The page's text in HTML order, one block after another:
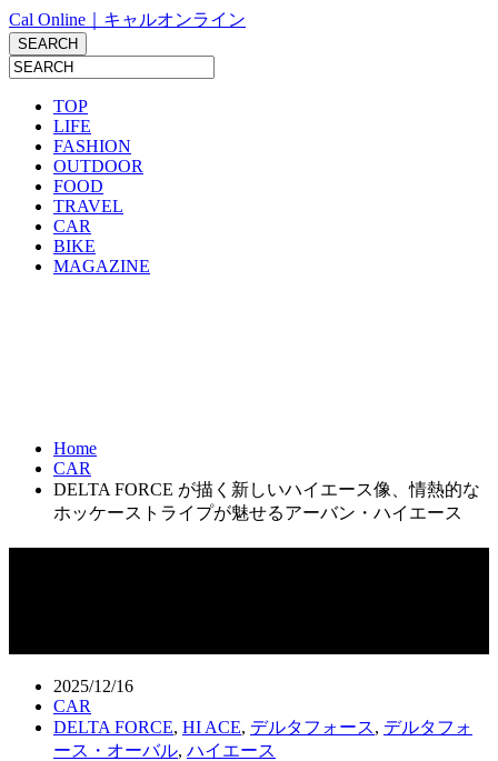
Cal Online｜キャルオンライン
TOP
LIFE
FASHION
OUTDOOR
FOOD
TRAVEL
CAR
BIKE
MAGAZINE
Home
CAR
DELTA FORCE が描く新しいハイエース像、情熱的な
ホッケーストライプが魅せるアーバン・ハイエース
2025/12/16
CAR
DELTA FORCE, HI ACE, デルタフォース, デルタフォ
ース・オーバル, ハイエース